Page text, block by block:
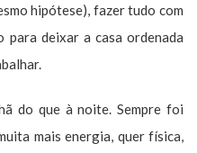
hipótese), fazer tudo com
para deixar a casa ordenada
do que à noite. Sempre foi
mais energia, quer física,